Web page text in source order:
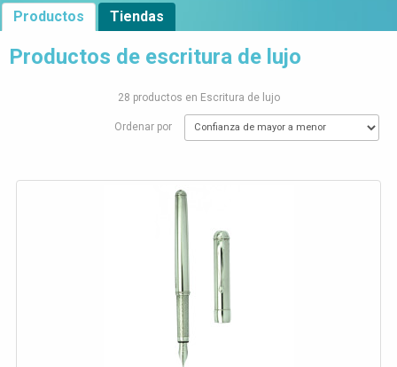
Productos Tiendas
Productos de escritura de lujo
28 productos en Escritura de lujo
Ordenar por